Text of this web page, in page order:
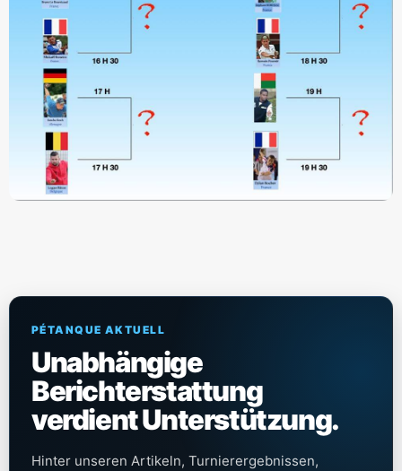
PÉTANQUE AKTUELL
Unabhängige
Berichterstattung
verdient Unterstützung.
Hinter unseren Artikeln, Turnierergebnissen,